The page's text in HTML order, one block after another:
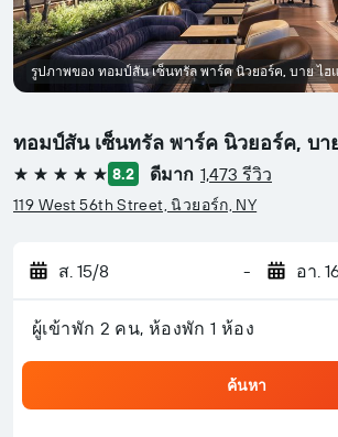
ทอมป์สัน เซ็นทรัล พาร์ค นิวยอร์ค, บา
5 ดาว 8.2 ดีมาก 1,473 รีวิว
119 West 56th Street, นิวยอร์ก, NY
ส. 15/8 - อา.
ผู้เข้าพัก 2 คน, ห้องพัก 1 ห้อง
ค้นหา
รูปภาพของ ทอมป์สัน เซ็นทรัล พาร์ค นิวยอร์ค, บาย ไฮ